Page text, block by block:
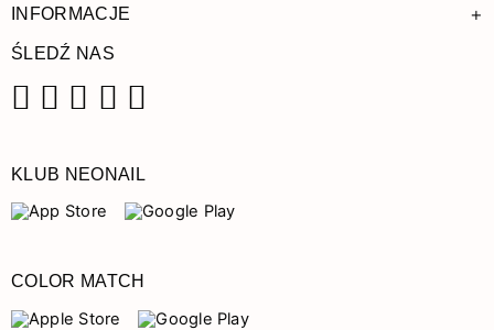
INFORMACJE +
ŚLEDŹ NAS
KLUB NEONAIL
COLOR MATCH